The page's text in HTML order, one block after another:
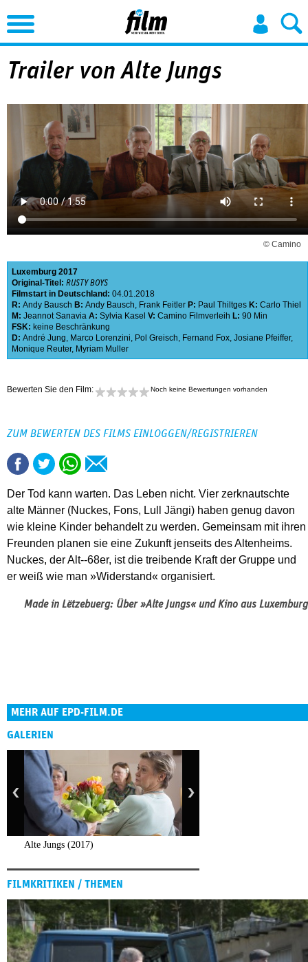
Jump to Navigation
Trailer von Alte Jungs
© Camino
Luxemburg 2017
Original-Titel: RUSTY BOYS
Filmstart in Deutschland: 04.01.2018
R: Andy Bausch B: Andy Bausch, Frank Feitler P: Paul Thiltges K: Carlo Thiel
M: Jeannot Sanavia A: Sylvia Kasel V: Camino Filmverleih L: 90 Min
FSK: keine Beschränkung
D: André Jung, Marco Lorenzini, Pol Greisch, Fernand Fox, Josiane Pfeiffer,
Monique Reuter, Myriam Muller
Bewerten Sie den Film: Noch keine Bewertungen vorhanden
ZUM BEWERTEN DES FILMS EINLOGGEN/REGISTRIEREN
Der Tod kann warten. Das Leben nicht. Vier zerknautschte
alte Männer (Nuckes, Fons, Lull Jängi) haben genug davon
wie kleine Kinder behandelt zu werden. Gemeinsam mit ihren
Freunden planen sie eine Zukunft jenseits des Altenheims.
Nuckes, der Alt-­‐68er, ist die treibende Kraft der Gruppe und
er weiß wie man »Widerstand« organisiert.
Made in Lëtzebuerg: Über »Alte Jungs« und Kino aus Luxemburg
MEHR AUF EPD-FILM.DE
GALERIEN
Alte Jungs (2017)
FILMKRITIKEN / THEMEN